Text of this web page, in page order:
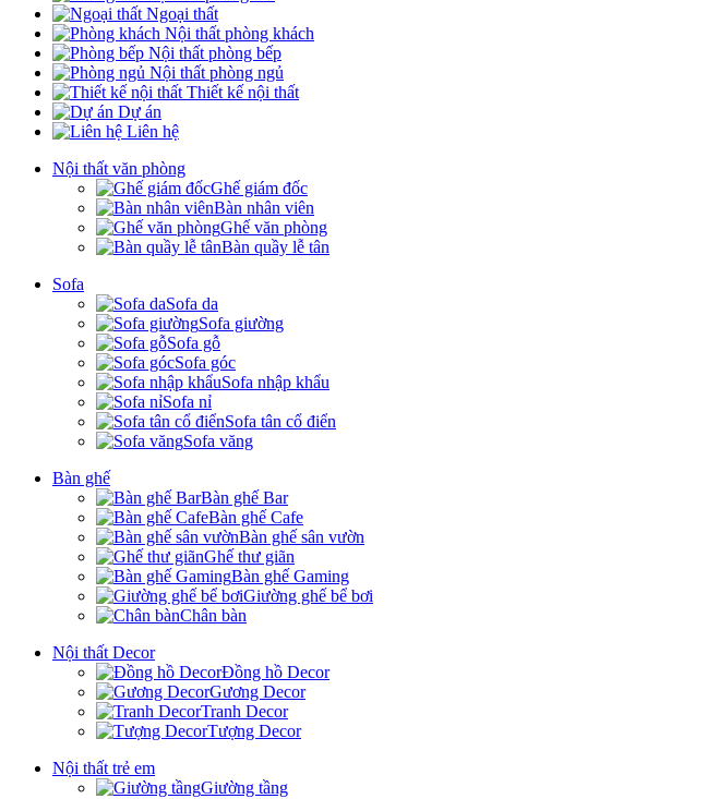
Ngoại thất
Nội thất phòng khách
Nội thất phòng bếp
Nội thất phòng ngủ
Thiết kế nội thất
Dự án
Liên hệ
Nội thất văn phòng
Ghế giám đốc
Bàn nhân viên
Ghế văn phòng
Bàn quầy lễ tân
Sofa
Sofa da
Sofa giường
Sofa gỗ
Sofa góc
Sofa nhập khẩu
Sofa nỉ
Sofa tân cổ điển
Sofa văng
Bàn ghế
Bàn ghế Bar
Bàn ghế Cafe
Bàn ghế sân vườn
Ghế thư giãn
Bàn ghế Gaming
Giường ghế bể bơi
Chân bàn
Nội thất Decor
Đồng hồ Decor
Gương Decor
Tranh Decor
Tượng Decor
Nội thất trẻ em
Giường tầng